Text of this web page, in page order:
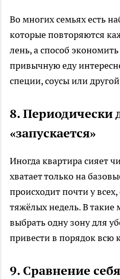
Во многих семьях есть
которые повторяются
лень, а способ
привычную еду
специи, соусы или
8. Периодически
«запускается»
Иногда квартира сияет
хватает только на
происходит почти у
тяжёлых недель. В
выбрать одну зону для
привести в порядок всю
9. Сравнение